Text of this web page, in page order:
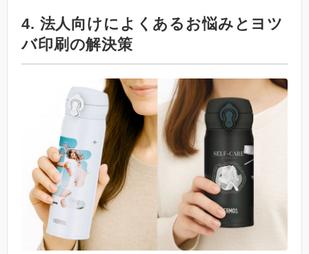
4. 法人向けによくあるお悩みとヨツ
バ印刷の解決策